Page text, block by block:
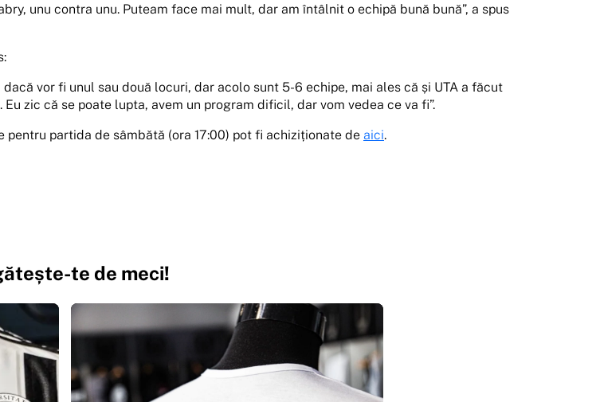
unu contra unu. Puteam face mai mult, dar am întâlnit o echipă bună bună”, a spus
vor fi unul sau două locuri, dar acolo sunt 5-6 echipe, mai ales că și UTA a făcut
zic că se poate lupta, avem un program dificil, dar vom vedea ce va fi”.
partida de sâmbătă (ora 17:00) pot fi achiziționate de aici.
te de meci!